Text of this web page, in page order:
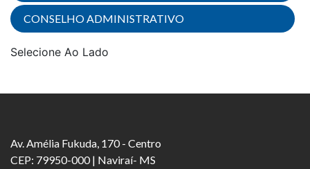
CONSELHO ADMINISTRATIVO
Selecione Ao Lado
Av. Amélia Fukuda, 170 - Centro
CEP: 79950-000 | Naviraí- MS